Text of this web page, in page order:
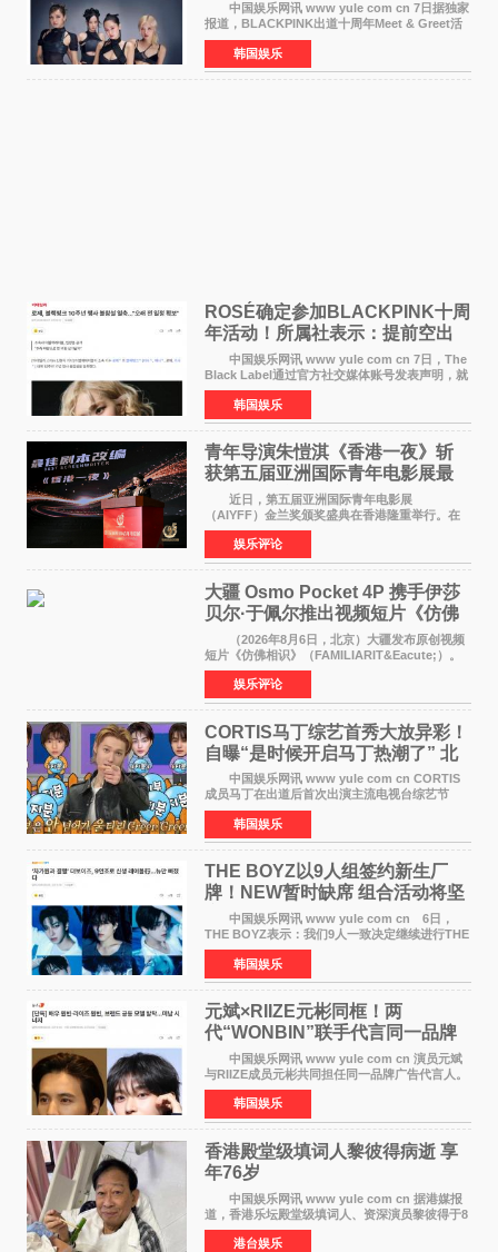
中国娱乐网讯 www yule com cn 7日据独家
报道，BLACKPINK出道十周年Meet & Greet活
动将由智秀、ROS&Eacute;、JENNIE出席，
LISA将缺席。 此前BLACKPINK所属社YG并
未为组合出道十周年做
韩国娱乐
ROSÉ确定参加BLACKPINK十周
年活动！所属社表示：提前空出
了时间
中国娱乐网讯 www yule com cn 7日，The
Black Label通过官方社交媒体账号发表声明，就
近期网络上关于ROS&Eacute;个人行程及是否参
加BLACKPINK出道纪念活动的种种猜测作出正
式回应。 Th
韩国娱乐
青年导演朱愷淇《香港一夜》斩
获第五届亚洲国际青年电影展最
佳剧本改编奖
近日，第五届亚洲国际青年电影展
（AIYFF）金兰奖颁奖盛典在香港隆重举行。在
这场汇聚数百位海内外电影人、文化界人士及媒
体代表的亚洲青年影视盛会上，香港本土电影
《香港一夜》（Dawn in Ho
娱乐评论
大疆 Osmo Pocket 4P 携手伊莎
贝尔·于佩尔推出视频短片《仿佛
相识》
（2026年8月6日，北京）大疆发布原创视频
短片《仿佛相识》（FAMILIARIT&Eacute;）。
视频短片由戛纳国际电影节最佳女演员伊莎贝尔·
于佩尔（Isabelle Huppert）主演，全程使用大
疆首款双主摄口
娱乐评论
CORTIS马丁综艺首秀大放异彩！
自曝“是时候开启马丁热潮了” 北
美巡演火热进行中
中国娱乐网讯 www yule com cn CORTIS
成员马丁在出道后首次出演主流电视台综艺节
目，展现了多才多艺的魅力。 马丁出演了5日
播出的MBC《Radio Star》Fashion与Passion
之间，I&lsquo;m
韩国娱乐
THE BOYZ以9人组签约新生厂
牌！NEW暂时缺席 组合活动将坚
定不移继续
中国娱乐网讯 www yule com cn 6日，
THE BOYZ表示：我们9人一致决定继续进行THE
BOYZ组合活动，并且已经完成了组合团体活动
签约。目前正在新生厂牌下进行活动准备。尚未
离开THE BOYZ原所
韩国娱乐
元斌×RIIZE元彬同框！两
代“WONBIN”联手代言同一品牌
颜值天花板合体
中国娱乐网讯 www yule com cn 演员元斌
与RIIZE成员元彬共同担任同一品牌广告代言人。
6日据独家报道，继演员元斌之后，RIIZE元彬最
近也被选为某在线中介平台A公司的共同广告代言
人，两人将作
韩国娱乐
香港殿堂级填词人黎彼得病逝 享
年76岁​
中国娱乐网讯 www yule com cn 据港媒报
道，香港乐坛殿堂级填词人、资深演员黎彼得于8
月5日上午因病离世，终年76岁。好友钟志光透
露，黎彼得今年3月中风后便卧床休养，身体机能
港台娱乐